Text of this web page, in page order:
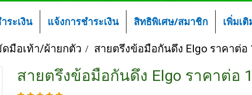
ระเงิน แจ้งการชำระเงิน สิทธิพิเศษ/สมาชิก เพิ่มเติ
มือเท้า/ผ้ายกตัว สายตรึงข้อมือกันดึง Elgo ราคาต่อ
สายตรึงข้อมือกันดึง Elgo ราคาต่อ